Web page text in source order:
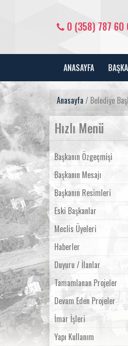
0 (358) 787 60
ANASAYFA
Anasayfa / Belediye
Hızlı Menü
Başkanın Özgeçmişi
Başkanın Mesajı
Başkanın Resimleri
Eski Başkanlar
Meclis Üyeleri
Haberler
Duyuru / İlanlar
Tamamlanan Projeler
Devam Eden Projeler
İmar İşleri
Yapı Kullanım